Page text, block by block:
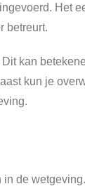
Het
betreurt.
kan
kun je
de